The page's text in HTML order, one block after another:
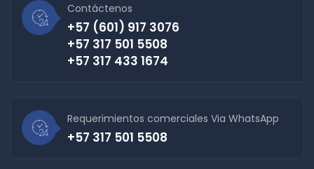
Contáctenos
+57 (601) 917 3076
+57 317 501 5508
+57 317 433 1674
Requerimientos comerciales Via WhatsApp
+57 317 501 5508